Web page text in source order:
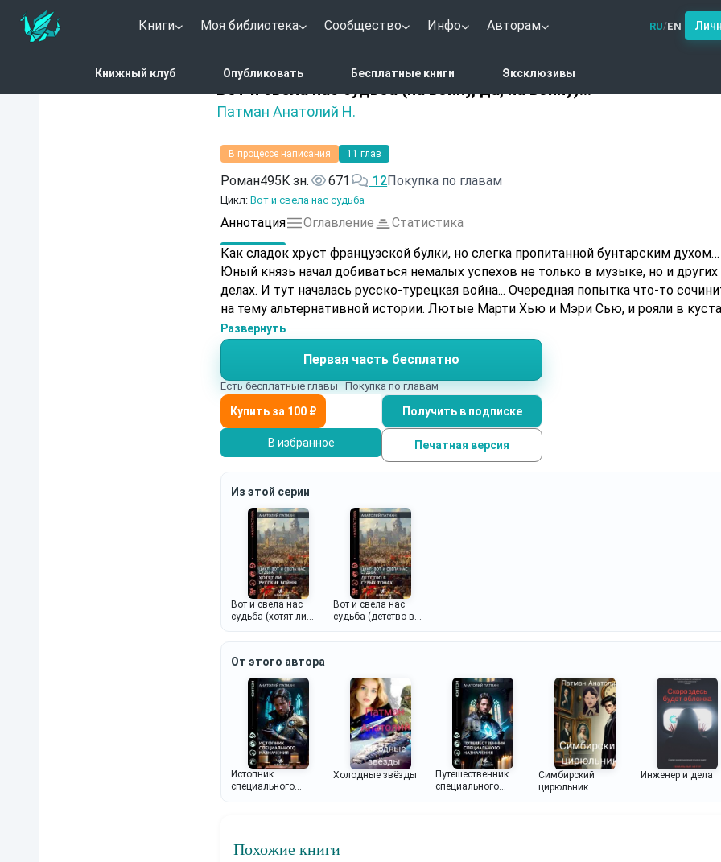
Книги Моя библиотека Сообщество Инфо Авторам RU/EN
Книжный клуб Опубликовать Бесплатные книги Эксклюзивы
Вот и свела нас судьба (на войну, да, на войну)...
Патман Анатолий Н.
5 (1)
В процессе написания 11 глав
Роман495K зн. 671 12Покупка по главам
Цикл: Вот и свела нас судьба
Аннотация Оглавление
Статистика
Как сладок хруст французской булки, но слегка пропитанной бунтарским духом…
Юный князь начал добиваться немалых успехов не только в музыке, но и других
делах. И тут началась русско-турецкая война... Очередная попытка что-то сочинить
на тему альтернативной истории. Лютые Марти Хью и Мэри Сью, и рояли в
Развернуть
Первая часть бесплатно
Есть бесплатные главы · Покупка по главам
Получить в подписке
В избранное Печатная версия
Из этой серии
Вот и свела нас
судьба (хотят ли
Вот и свела нас
судьба (детство в
От этого автора
Истопник
специального
Холодные звёзды
Путешественник
специального
Симбирский
цирюльник
Инженер и дела
Похожие книги